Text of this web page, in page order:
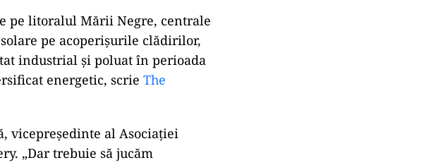
pe litoralul Mării Negre, centrale
pe acoperișurile clădirilor,
industrial și poluat în perioada
energetic, scrie The
vicepreședinte al Asociației
„Dar trebuie să jucăm